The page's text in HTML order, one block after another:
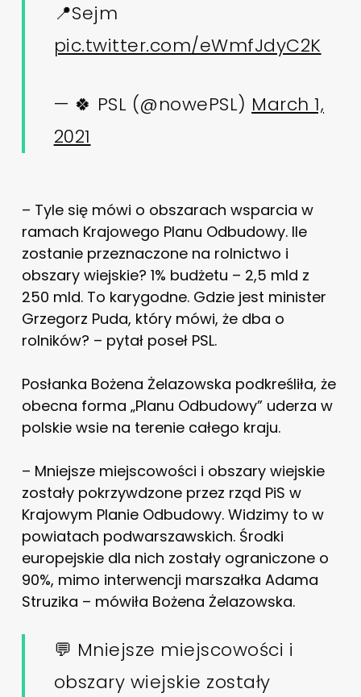
📍Sejm
pic.twitter.com/eWmfJdyC2K
— 🍀 PSL (@nowePSL) March 1,
2021
– Tyle się mówi o obszarach wsparcia w
ramach Krajowego Planu Odbudowy. Ile
zostanie przeznaczone na rolnictwo i
obszary wiejskie? 1% budżetu – 2,5 mld z
250 mld. To karygodne. Gdzie jest minister
Grzegorz Puda, który mówi, że dba o
rolników? – pytał poseł PSL.
Posłanka Bożena Żelazowska podkreśliła, że
obecna forma „Planu Odbudowy” uderza w
polskie wsie na terenie całego kraju.
– Mniejsze miejscowości i obszary wiejskie
zostały pokrzywdzone przez rząd PiS w
Krajowym Planie Odbudowy. Widzimy to w
powiatach podwarszawskich. Środki
europejskie dla nich zostały ograniczone o
90%, mimo interwencji marszałka Adama
Struzika – mówiła Bożena Żelazowska.
💬 Mniejsze miejscowości i
obszary wiejskie zostały